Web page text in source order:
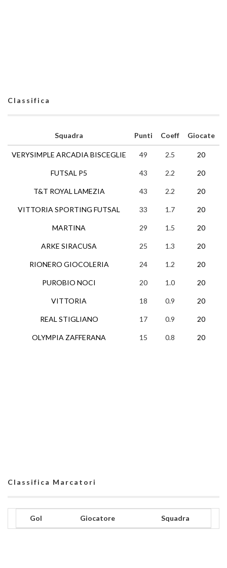
Classifica
Squadra
VERYSIMPLE ARCADIA BISCEGLIE
FUTSAL P5
T&T ROYAL LAMEZIA
VITTORIA SPORTING FUTSAL
MARTINA
ARKE SIRACUSA
RIONERO GIOCOLERIA
PUROBIO NOCI
VITTORIA
REAL STIGLIANO
OLYMPIA ZAFFERANA
Punti Coeff Giocate
49 2.5 20
43 2.2 20
43 2.2 20
33 1.7 20
29 1.5 20
25 1.3 20
24 1.2 20
20 1.0 20
18 0.9 20
17 0.9 20
15 0.8 20
Classifica Marcatori
Gol Giocatore Squadra